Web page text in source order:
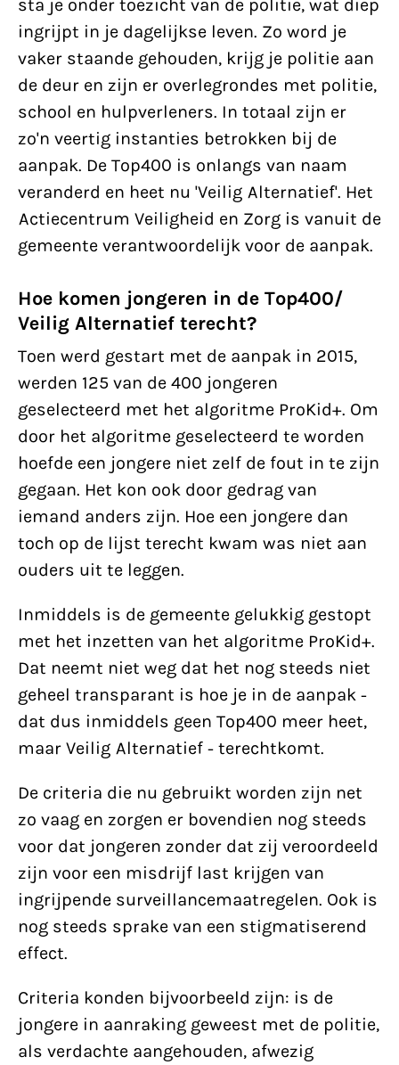
sta je onder toezicht van de politie, wat diep
ingrijpt in je dagelijkse leven. Zo word je
vaker staande gehouden, krijg je politie aan
de deur en zijn er overlegrondes met politie,
school en hulpverleners. In totaal zijn er
zo'n veertig instanties betrokken bij de
aanpak. De Top400 is onlangs van naam
veranderd en heet nu 'Veilig Alternatief'. Het
Actiecentrum Veiligheid en Zorg is vanuit de
gemeente verantwoordelijk voor de aanpak.
Hoe komen jongeren in de Top400/
Veilig Alternatief terecht?
Toen werd gestart met de aanpak in 2015,
werden 125 van de 400 jongeren
geselecteerd met het algoritme ProKid+. Om
door het algoritme geselecteerd te worden
hoefde een jongere niet zelf de fout in te zijn
gegaan. Het kon ook door gedrag van
iemand anders zijn. Hoe een jongere dan
toch op de lijst terecht kwam was niet aan
ouders uit te leggen.
Inmiddels is de gemeente gelukkig gestopt
met het inzetten van het algoritme ProKid+.
Dat neemt niet weg dat het nog steeds niet
geheel transparant is hoe je in de aanpak -
dat dus inmiddels geen Top400 meer heet,
maar Veilig Alternatief - terechtkomt.
De criteria die nu gebruikt worden zijn net
zo vaag en zorgen er bovendien nog steeds
voor dat jongeren zonder dat zij veroordeeld
zijn voor een misdrijf last krijgen van
ingrijpende surveillancemaatregelen. Ook is
nog steeds sprake van een stigmatiserend
effect.
Criteria konden bijvoorbeeld zijn: is de
jongere in aanraking geweest met de politie,
als verdachte aangehouden, afwezig